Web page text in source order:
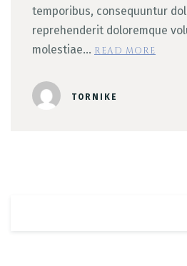
temporibus, consequuntur
reprehenderit doloremque
molestiae… READ MORE
TORNIKE